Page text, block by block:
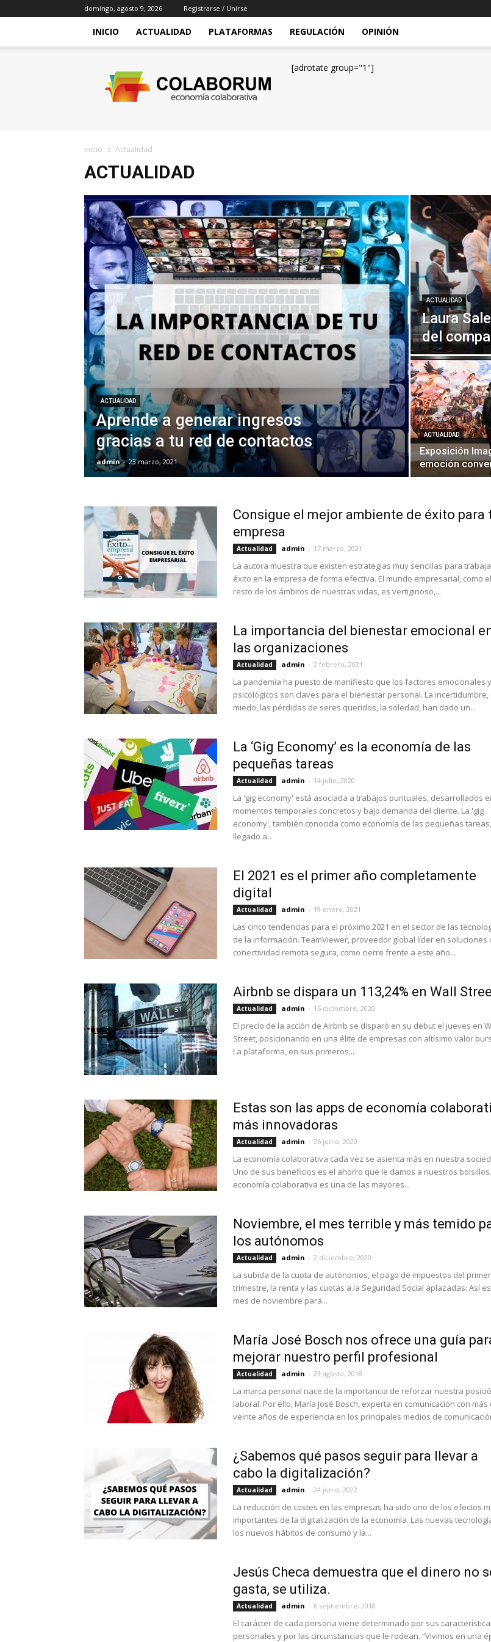
domingo, agosto 9, 2026 Registrarse / Unirse
INICIO ACTUALIDAD PLATAFORMAS REGULACIÓN OPINIÓN
[adrotate group="1"]
Inicio Actualidad
ACTUALIDAD
ACTUALIDAD
Aprende a generar ingresos
gracias a tu red de contactos
admin - 23 marzo, 2021
ACTUALIDAD
Laura
del
ACTUALIDAD
Exposición
emoción
Consigue el mejor ambiente de éxito para
empresa
Actualidad admin - 17 marzo, 2021
La autora muestra que existen estrategias muy sencillas para
éxito en la empresa de forma efectiva. El mundo empresarial, como el
resto de los ámbitos de nuestras vidas, es vertiginoso,...
La importancia del bienestar emocional
las organizaciones
Actualidad admin - 2 febrero, 2021
La pandemia ha puesto de manifiesto que los factores emocionales y
psicológicos son claves para el bienestar personal. La incertidumbre,
miedo, las pérdidas de seres queridos, la soledad, han dado un...
La ‘Gig Economy’ es la economía de las
pequeñas tareas
Actualidad admin - 14 julio, 2020
La 'gig economy' está asociada a trabajos puntuales, desarrollados
momentos temporales concretos y bajo demanda del cliente. La 'gig
economy', también conocida como economía de las pequeñas
llegado a...
El 2021 es el primer año completamente
digital
Actualidad admin - 19 enero, 2021
Las cinco tendencias para el próximo 2021 en el sector de las
de la información. TeamViewer, proveedor global líder en soluciones
conectividad remota segura, como cierre frente a este año...
Airbnb se dispara un 113,24% en Wall
Actualidad admin - 15 diciembre, 2020
El precio de la acción de Airbnb se disparó en su debut el jueves en
Street, posicionando en una élite de empresas con altísimo valor
La plataforma, en sus primeros...
Estas son las apps de economía
más innovadoras
Actualidad admin - 26 junio, 2020
La economía colaborativa cada vez se asienta más en nuestra
Uno de sus beneficios es el ahorro que le damos a nuestros
economía colaborativa es una de las mayores...
Noviembre, el mes terrible y más temido
los autónomos
Actualidad admin - 2 diciembre, 2020
La subida de la cuota de autónomos, el pago de impuestos del primer
trimestre, la renta y las cuotas a la Seguridad Social aplazadas: Así
mes de noviembre para...
María José Bosch nos ofrece una guía
mejorar nuestro perfil profesional
Actualidad admin - 23 agosto, 2018
La marca personal nace de la importancia de reforzar nuestra
laboral. Por ello, María José Bosch, experta en comunicación con más
veinte años de experiencia en los principales medios de
¿Sabemos qué pasos seguir para llevar a
cabo la digitalización?
Actualidad admin - 24 junio, 2022
La reducción de costes en las empresas ha sido uno de los efectos
importantes de la digitalización de la economía. Las nuevas
los nuevos hábitos de consumo y la...
Jesús Checa demuestra que el dinero no
gasta, se utiliza.
Actualidad admin - 6 septiembre, 2018
El carácter de cada persona viene determinado por sus
personales y por las circunstancias que le rodean. “Vivimos en una